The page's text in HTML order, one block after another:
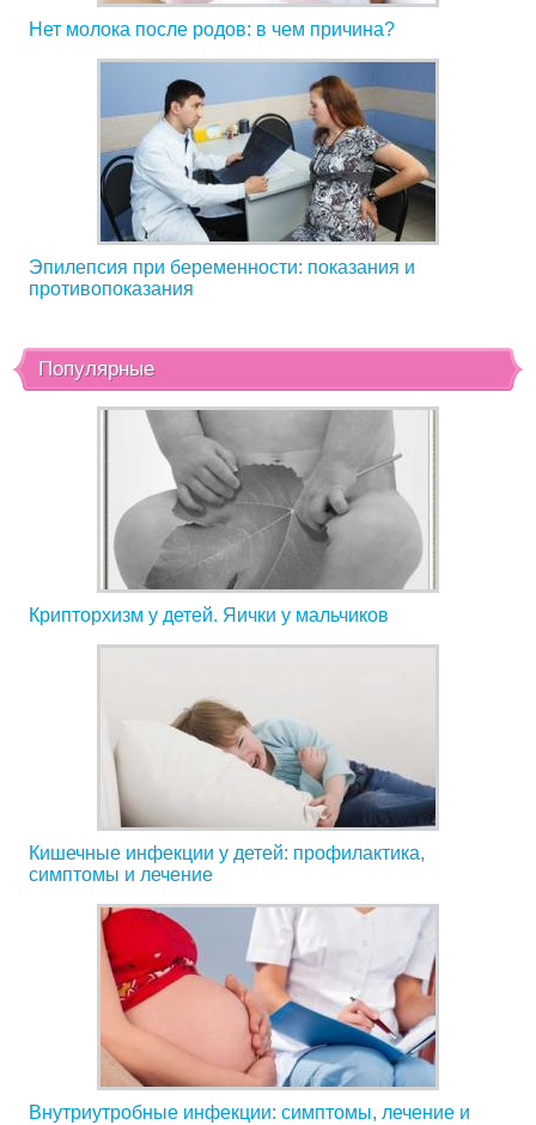
Нет молока после родов: в чем причина?
Эпилепсия при беременности: показания и
противопоказания
Популярные
Крипторхизм у детей. Яички у мальчиков
Кишечные инфекции у детей: профилактика,
симптомы и лечение
Внутриутробные инфекции: симптомы, лечение и